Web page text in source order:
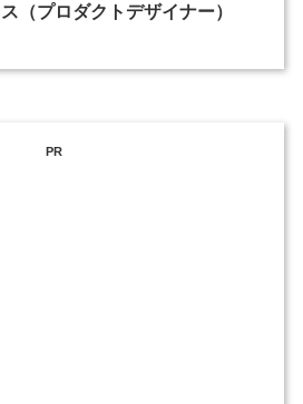
ス（プロダクトデザイナー）
PR